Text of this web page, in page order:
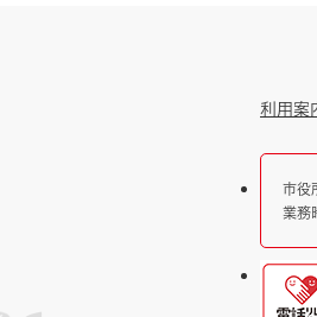
利用案
市役
業務